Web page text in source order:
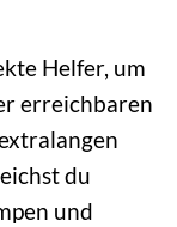
Helfer, um
erreichbaren
du
und